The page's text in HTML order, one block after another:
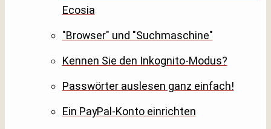
Ecosia
"Browser" und "Suchmaschine"
Kennen Sie den Inkognito-Modus?
Passwörter auslesen ganz einfach!
Ein PayPal-Konto einrichten